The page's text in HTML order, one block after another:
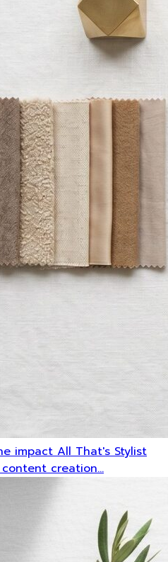
impact All That's Stylist
creation…